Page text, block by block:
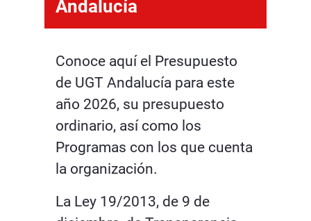
Andalucía
Conoce aquí el Presupuesto
de UGT Andalucía para este
año 2026, su presupuesto
ordinario, así como los
Programas con los que cuenta
la organización.
La Ley 19/2013, de 9 de